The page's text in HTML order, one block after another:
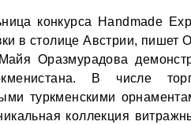
конкурса Handmade
в столице Австрии, пишет
Оразмурадова
В числе
туркменскими
коллекция